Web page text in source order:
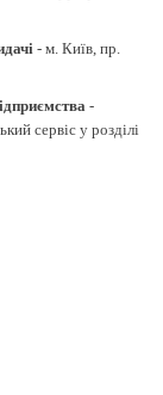
- м. Київ, пр.
-
сервіс у розділі